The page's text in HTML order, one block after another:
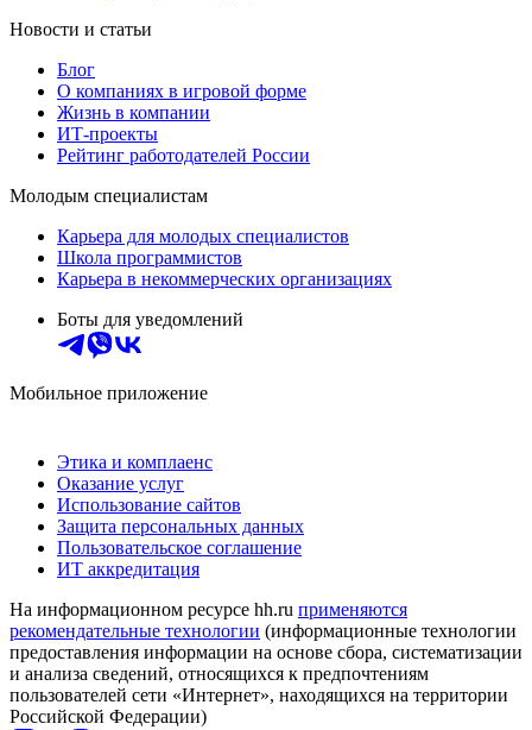
Новости и статьи
Блог
О компаниях в игровой форме
Жизнь в компании
ИТ-проекты
Рейтинг работодателей России
Молодым специалистам
Карьера для молодых специалистов
Школа программистов
Карьера в некоммерческих организациях
Боты для уведомлений
Мобильное приложение
Этика и комплаенс
Оказание услуг
Использование сайтов
Защита персональных данных
Пользовательское соглашение
ИТ аккредитация
На информационном ресурсе hh.ru применяются
рекомендательные технологии (информационные технологии
предоставления информации на основе сбора, систематизации
и анализа сведений, относящихся к предпочтениям
пользователей сети «Интернет», находящихся на территории
Российской Федерации)